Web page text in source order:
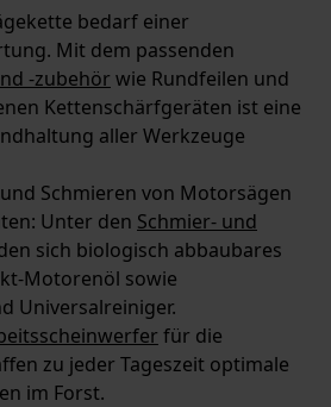
bedarf einer
Mit dem passenden
-zubehör wie Rundfeilen und
Kettenschärfgeräten ist eine
aller Werkzeuge
Schmieren von Motorsägen
Unter den Schmier- und
sich biologisch abbaubares
Motorenöl sowie
Universalreiniger.
für die
zu jeder Tageszeit optimale
im Forst.